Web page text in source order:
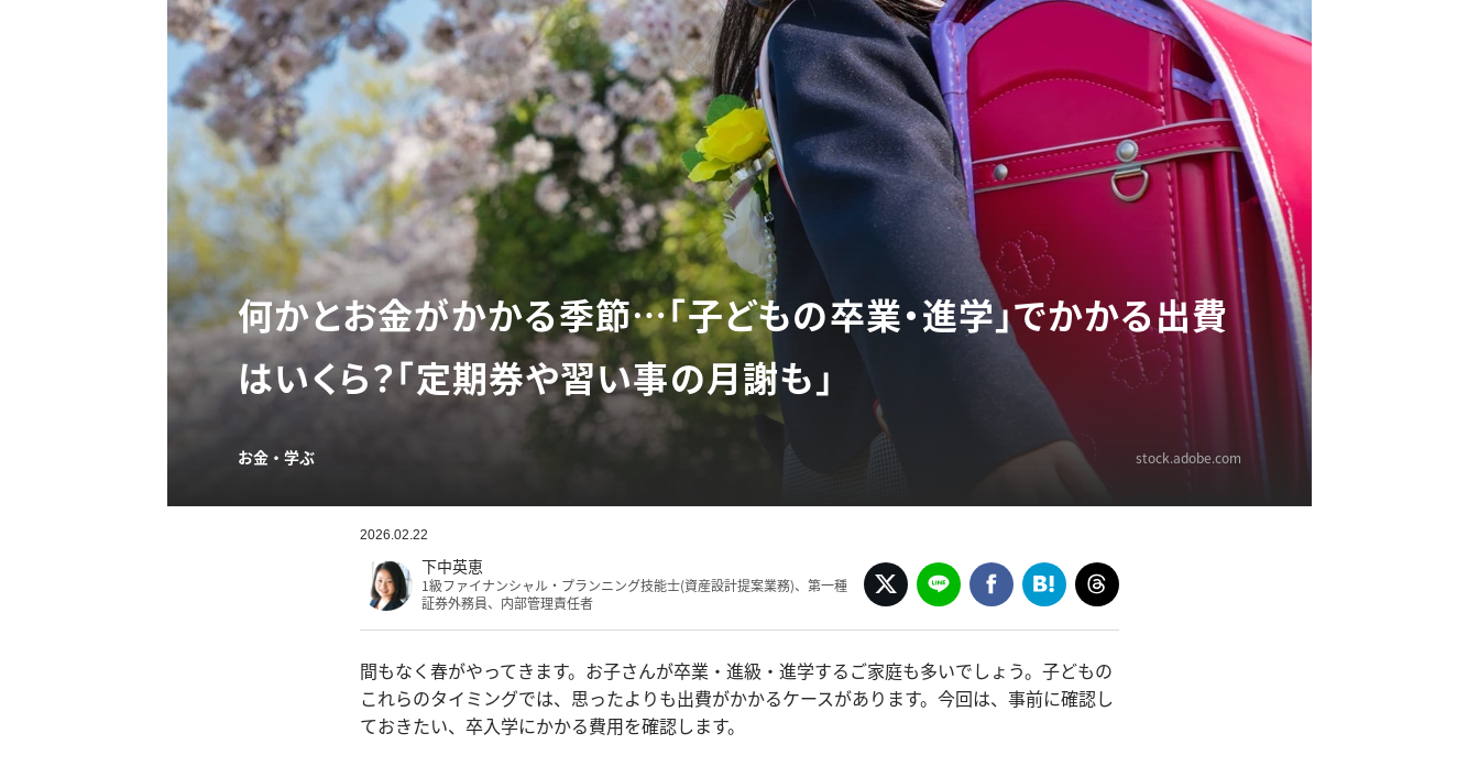
何かとお金がかかる季節…「子どもの卒業・進学」でかかる出費
はいくら？「定期券や習い事の月謝も」
お金・学ぶ stock.adobe.com
2026.02.22
下中英恵
1級ファイナンシャル・プランニング技能士(資産設計提案業務)、第一種
証券外務員、内部管理責任者
間もなく春がやってきます。お子さんが卒業・進級・進学するご家庭も多いでしょう。子どもの
これらのタイミングでは、思ったよりも出費がかかるケースがあります。今回は、事前に確認し
ておきたい、卒入学にかかる費用を確認します。